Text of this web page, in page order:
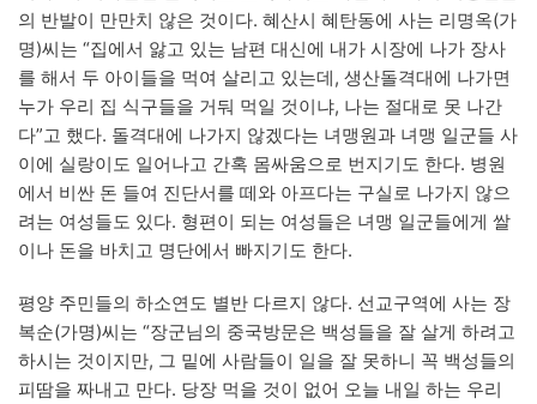
의 반발이 만만치 않은 것이다. 혜산시 혜탄동에 사는 리명옥(가
명)씨는 “집에서 앓고 있는 남편 대신에 내가 시장에 나가 장사
를 해서 두 아이들을 먹여 살리고 있는데, 생산돌격대에 나가면
누가 우리 집 식구들을 거둬 먹일 것이냐, 나는 절대로 못 나간
다”고 했다. 돌격대에 나가지 않겠다는 녀맹원과 녀맹 일군들 사
이에 실랑이도 일어나고 간혹 몸싸움으로 번지기도 한다. 병원
에서 비싼 돈 들여 진단서를 떼와 아프다는 구실로 나가지 않으
려는 여성들도 있다. 형편이 되는 여성들은 녀맹 일군들에게 쌀
이나 돈을 바치고 명단에서 빠지기도 한다.
평양 주민들의 하소연도 별반 다르지 않다. 선교구역에 사는 장
복순(가명)씨는 “장군님의 중국방문은 백성들을 잘 살게 하려고
하시는 것이지만, 그 밑에 사람들이 일을 잘 못하니 꼭 백성들의
피땀을 짜내고 만다. 당장 먹을 것이 없어 오늘 내일 하는 우리